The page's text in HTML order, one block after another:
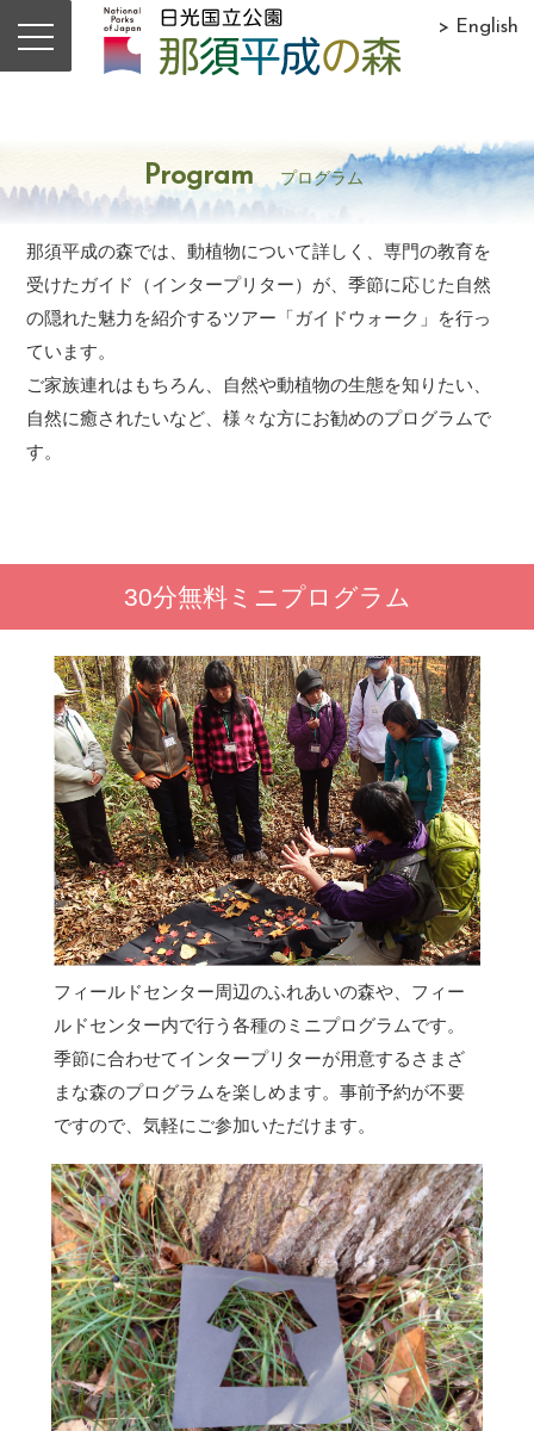
> English
Program プログラム
那須平成の森では、動植物について詳しく、専門の教育を
受けたガイド（インタープリター）が、季節に応じた自然
の隠れた魅力を紹介するツアー「ガイドウォーク」を行っ
ています。
ご家族連れはもちろん、自然や動植物の生態を知りたい、
自然に癒されたいなど、様々な方にお勧めのプログラムで
す。
30分無料ミニプログラム
フィールドセンター周辺のふれあいの森や、フィー
ルドセンター内で行う各種のミニプログラムです。
季節に合わせてインタープリターが用意するさまざ
まな森のプログラムを楽しめます。事前予約が不要
ですので、気軽にご参加いただけます。